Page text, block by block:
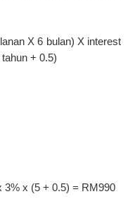
X 6 bulan) X interest
+ 0.5)
3% x (5 + 0.5) = RM990